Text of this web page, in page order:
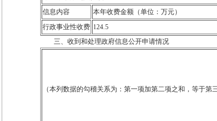
信息内容 本年收费金额（单位：万元）
行政事业性收费 124.5
三、收到和处理政府信息公开申请情况
（本列数据的勾稽关系为：第一项加第二项之和，等于第